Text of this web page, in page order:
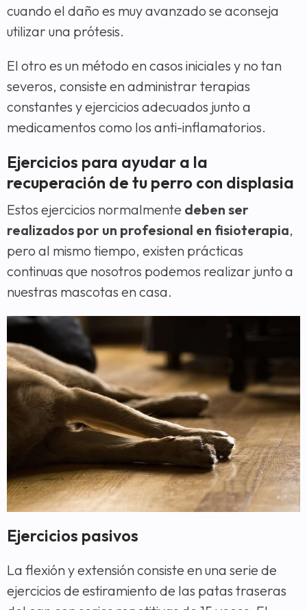
cuando el daño es muy avanzado se aconseja
utilizar una prótesis.
El otro es un método en casos iniciales y no tan
severos, consiste en administrar terapias
constantes y ejercicios adecuados junto a
medicamentos como los anti-inflamatorios.
Ejercicios para ayudar a la
recuperación de tu perro con displasia
Estos ejercicios normalmente deben ser
realizados por un profesional en fisioterapia,
pero al mismo tiempo, existen prácticas
continuas que nosotros podemos realizar junto a
nuestras mascotas en casa.
Ejercicios pasivos
La flexión y extensión consiste en una serie de
ejercicios de estiramiento de las patas traseras